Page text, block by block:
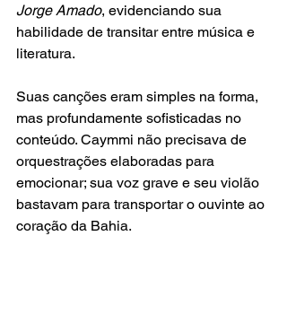
Jorge Amado, evidenciando sua
habilidade de transitar entre música e
literatura.
Suas canções eram simples na forma,
mas profundamente sofisticadas no
conteúdo. Caymmi não precisava de
orquestrações elaboradas para
emocionar; sua voz grave e seu violão
bastavam para transportar o ouvinte ao
coração da Bahia.